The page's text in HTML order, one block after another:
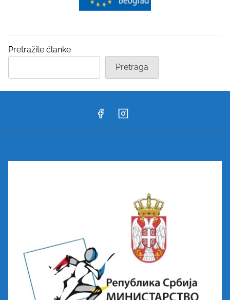
Pretražite članke
Pretraga